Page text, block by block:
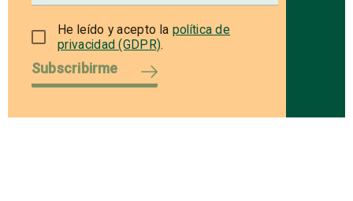
He leído y acepto la política de
privacidad (GDPR).
Subscribirme